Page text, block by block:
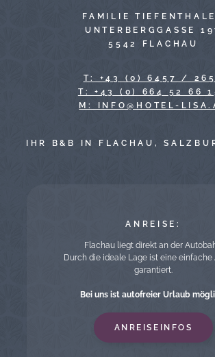
ANREISE:
Flachau liegt direkt an der
Durch die ideale Lage ist eine einfache
garantiert.
Bei uns ist autofreier Urlaub
ANREISEINFOS
FAMILIE
UNTERBERGGASSE
5542 FLACHAU
T: +43 (0) 6457 /
T: +43 (0) 664 52 66
TA.ASIL-LETOH@OFNI
IHR B&B IN FLACHAU,